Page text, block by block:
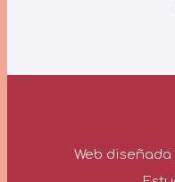
Web diseñada